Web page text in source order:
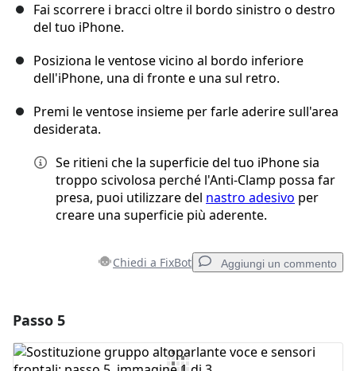
Fai scorrere i bracci oltre il bordo sinistro o destro
del tuo iPhone.
Posiziona le ventose vicino al bordo inferiore
dell'iPhone, una di fronte e una sul retro.
Premi le ventose insieme per farle aderire sull'area
desiderata.
Se ritieni che la superficie del tuo iPhone sia
troppo scivolosa perché l'Anti-Clamp possa far
presa, puoi utilizzare del nastro adesivo per
creare una superficie più aderente.
Chiedi a FixBot Aggiungi un commento
Aggiungi Commento
Passo 5